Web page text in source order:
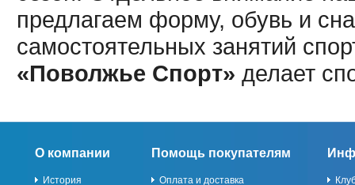
предлагаем форму, обувь и
самостоятельных занятий
«Поволжье Спорт» делает
О компании
История
Помощь покупателям
Оплата и доставка